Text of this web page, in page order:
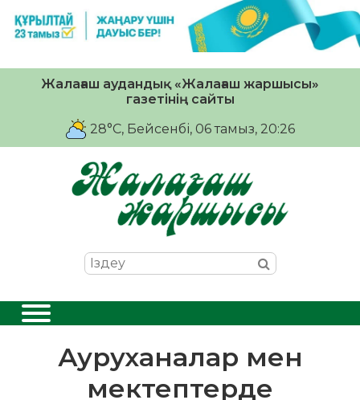
Жалағаш аудандық «Жалағаш жаршысы»
газетінің сайты
28°C, Бейсенбі, 06 тамыз, 20:26
Ауруханалар мен
мектептерде